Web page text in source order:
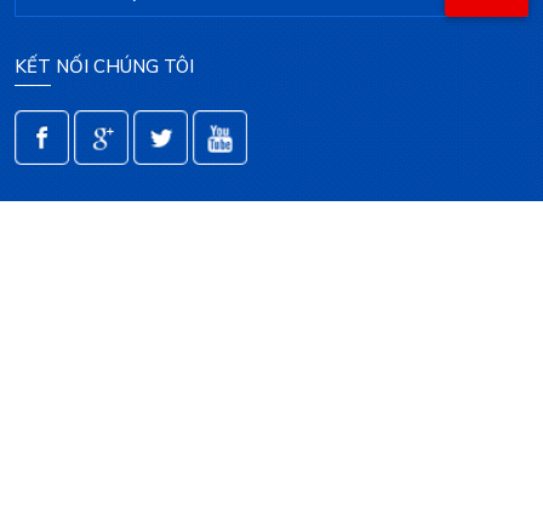
KẾT NỐI CHÚNG TÔI